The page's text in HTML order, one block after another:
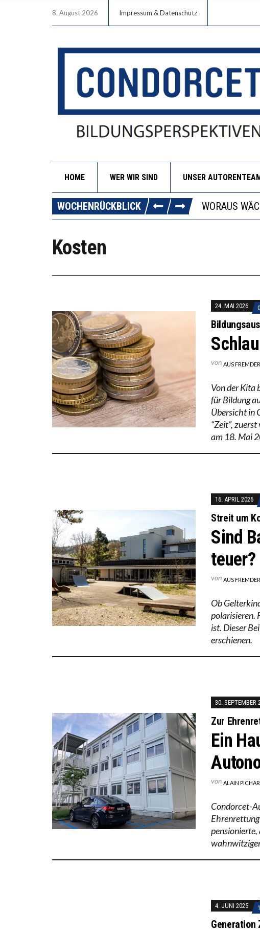
8. August 2026 Impressum & Datenschutz
HOME WER WIR SIND UNSER
WOCHENRÜCKBLICK
DIE GANZE
WORAUS
“WIR
Kosten
24. MAI 2026
von AUS
Von der Kita
für Bildung
Übersicht in
“Zeit”,
am 18. Mai
16. APRIL 2026
Streit um
Sind
teuer?
von AUS
Ob
polarisieren.
ist. Dieser
erschienen.
30. SEPTEMBER
Zur
Ein
von ALAIN
Condorcet-
pensionierte,
4. JUNI 2025
Generation